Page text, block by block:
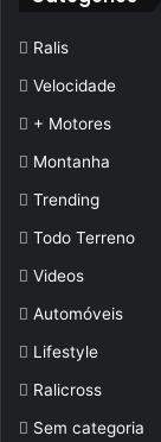
Ralis
Velocidade
+ Motores
Montanha
Trending
Todo Terreno
Videos
Automóveis
Lifestyle
Ralicross
Sem categoria